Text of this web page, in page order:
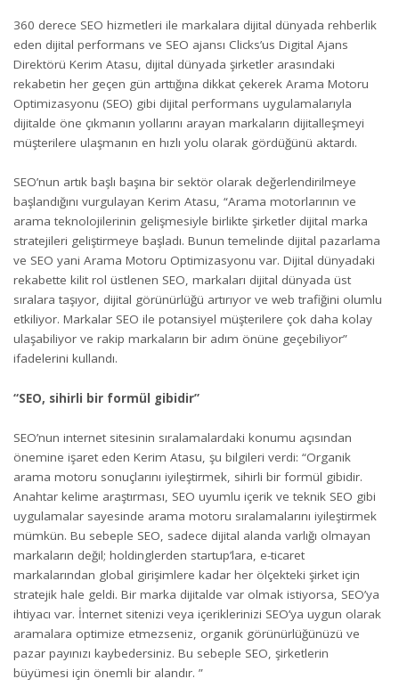
360 derece SEO hizmetleri ile markalara dijital dünyada rehberlik
eden dijital performans ve SEO ajansı Clicks’us Digital Ajans
Direktörü Kerim Atasu, dijital dünyada şirketler arasındaki
rekabetin her geçen gün arttığına dikkat çekerek Arama Motoru
Optimizasyonu (SEO) gibi dijital performans uygulamalarıyla
dijitalde öne çıkmanın yollarını arayan markaların dijitalleşmeyi
müşterilere ulaşmanın en hızlı yolu olarak gördüğünü aktardı.
SEO’nun artık başlı başına bir sektör olarak değerlendirilmeye
başlandığını vurgulayan Kerim Atasu, “Arama motorlarının ve
arama teknolojilerinin gelişmesiyle birlikte şirketler dijital marka
stratejileri geliştirmeye başladı. Bunun temelinde dijital pazarlama
ve SEO yani Arama Motoru Optimizasyonu var. Dijital dünyadaki
rekabette kilit rol üstlenen SEO, markaları dijital dünyada üst
sıralara taşıyor, dijital görünürlüğü artırıyor ve web trafiğini olumlu
etkiliyor. Markalar SEO ile potansiyel müşterilere çok daha kolay
ulaşabiliyor ve rakip markaların bir adım önüne geçebiliyor”
ifadelerini kullandı.
“SEO, sihirli bir formül gibidir”
SEO’nun internet sitesinin sıralamalardaki konumu açısından
önemine işaret eden Kerim Atasu, şu bilgileri verdi: “Organik
arama motoru sonuçlarını iyileştirmek, sihirli bir formül gibidir.
Anahtar kelime araştırması, SEO uyumlu içerik ve teknik SEO gibi
uygulamalar sayesinde arama motoru sıralamalarını iyileştirmek
mümkün. Bu sebeple SEO, sadece dijital alanda varlığı olmayan
markaların değil; holdinglerden startup’lara, e-ticaret
markalarından global girişimlere kadar her ölçekteki şirket için
stratejik hale geldi. Bir marka dijitalde var olmak istiyorsa, SEO’ya
ihtiyacı var. İnternet sitenizi veya içeriklerinizi SEO’ya uygun olarak
aramalara optimize etmezseniz, organik görünürlüğünüzü ve
pazar payınızı kaybedersiniz. Bu sebeple SEO, şirketlerin
büyümesi için önemli bir alandır. ”